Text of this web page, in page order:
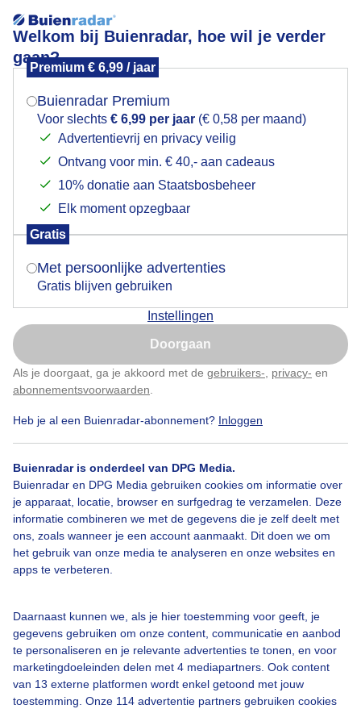
Welkom bij Buienradar, hoe wil je verder
gaan?
Premium € 6,99 / jaar
Buienradar Premium
Voor slechts € 6,99 per jaar (€ 0,58 per maand)
Advertentievrij en privacy veilig
Ontvang voor min. € 40,- aan cadeaus
10% donatie aan Staatsbosbeheer
Elk moment opzegbaar
Gratis
Met persoonlijke advertenties
Gratis blijven gebruiken
Instellingen
Doorgaan
Als je doorgaat, ga je akkoord met de gebruikers- privacy- en
abonnementsvoorwaarden
Heb je al een Buienradar-abonnement? Inloggen
Buienradar is onderdeel van DPG Media.
Buienradar en DPG Media gebruiken cookies om informatie over
je apparaat, locatie, browser en surfgedrag te verzamelen. Deze
informatie combineren we met de gegevens die je zelf deelt met
ons, zoals wanneer je een account aanmaakt. Dit doen we om
het gebruik van onze media te analyseren en onze websites en
apps te verbeteren.
Daarnaast kunnen we, als je hier toestemming voor geeft, je
gegevens gebruiken om onze content, communicatie en aanbod
te personaliseren en je relevante advertenties te tonen, en voor
marketingdoeleinden delen met 4 mediapartners. Ook content
van 13 externe platformen wordt enkel getoond met jouw
toestemming. Onze 114 advertentie partners gebruiken cookies
De natuur knapt wel op van een buitje
De natuur knapt wel op van een buitje
Door: Martha kivits Gemaakt: 23-06-2025, 29x bekeken
Bekijk slideshow
Een moment geduld aub...
Mogen we je locatie gebruiken voor het
Indien je hier nog geen akkoord op hebt gegeven,
verschijnt er zo een pop-up uit je browser waarin
Is goed, toon de popup
Nu niet, misschien later
Klik hierom dit aan te passen